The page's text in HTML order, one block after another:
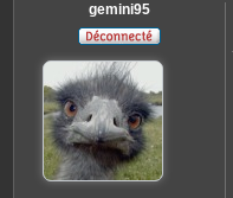
gemini95